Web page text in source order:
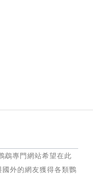
鵡專門網站希望在此
外的網友獲得各類鸚